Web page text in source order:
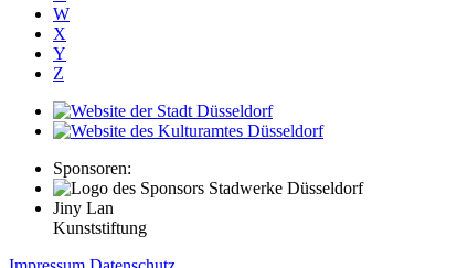
W
X
Y
Z
Sponsoren:
Jiny Lan
Kunststiftung